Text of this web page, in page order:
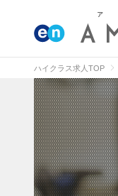
ハイクラス求人TOP